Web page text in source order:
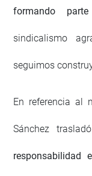
formando
sindicalismo
seguimos
En referencia al
Sánchez
responsabilidad